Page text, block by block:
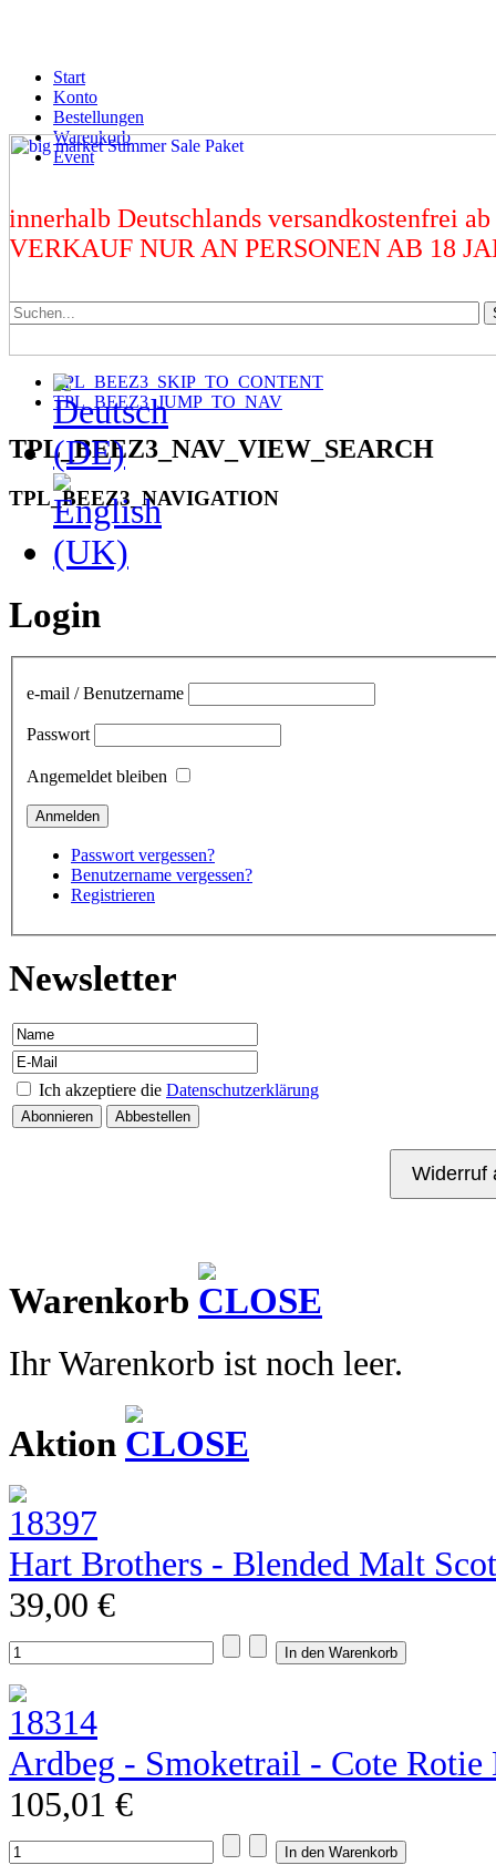
Start
Konto
Bestellungen
Warenkorb
Event
innerhalb Deutschlands versandkostenfrei
VERKAUF NUR AN PERSONEN AB 18
TPL_BEEZ3_SKIP_TO_CONTENT
TPL_BEEZ3_JUMP_TO_NAV
TPL_BEEZ3_NAV_VIEW_SEARCH
TPL_BEEZ3_NAVIGATION
Login
e-mail / Benutzername
Passwort
Angemeldet bleiben
Passwort vergessen?
Benutzername vergessen?
Registrieren
Newsletter
Ich akzeptiere die Datenschutzerklärung
Warenkorb
Ihr Warenkorb ist noch leer.
Aktion
Hart Brothers - Blended Malt
39,00 €
Ardbeg - Smoketrail - Cote
105,01 €